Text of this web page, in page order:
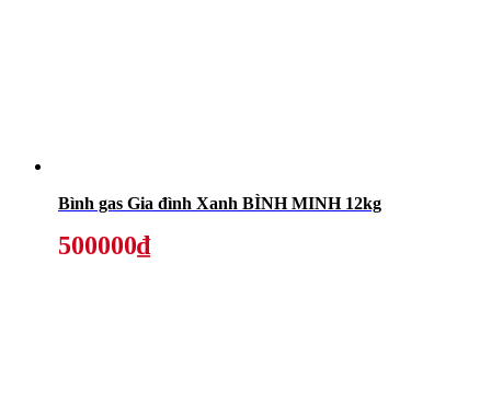
Bình gas Gia đình Xanh BÌNH MINH 12kg
500000₫